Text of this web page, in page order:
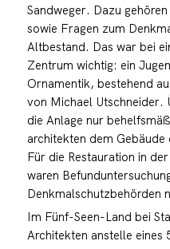
Sandweger. Dazu
sowie Fragen zum
Altbestand. Das war bei
Zentrum wichtig: ein
Ornamentik, bestehend
von Michael Utschneider.
die Anlage nur
architekten dem
Für die Restauration in
waren
Denkmalschutzbehörden
Im Fünf-Seen-Land bei
Architekten anstelle eines